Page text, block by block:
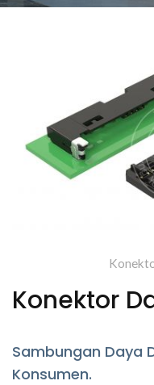
Yang
Konektor
Sambungan Daya
Konsumen.